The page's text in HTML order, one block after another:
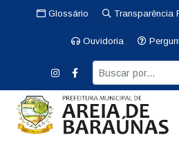
Glossário Transparência
Ouvidoria